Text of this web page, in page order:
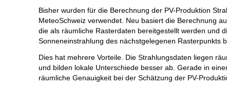
Bisher wurden für die Berechnung der PV-Produktion
MeteoSchweiz verwendet. Neu basiert die Berechnung
die als räumliche Rasterdaten bereitgestellt werden und
Sonneneinstrahlung des nächstgelegenen Rasterpunkts
Dies hat mehrere Vorteile. Die Strahlungsdaten liegen
und bilden lokale Unterschiede besser ab. Gerade in
räumliche Genauigkeit bei der Schätzung der PV-